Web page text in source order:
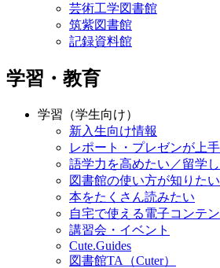
芸術工学図書館
筑紫図書館
記録資料館
学習・教育
学習（学生向け）
新入生向け情報
レポート・プレゼンが上
語学力を高めたい／留学
図書館の使い方が知りたい
本をたくさん読みたい
自宅で使える電子コンテ
講習会・イベント
Cute.Guides
図書館TA（Cuter）